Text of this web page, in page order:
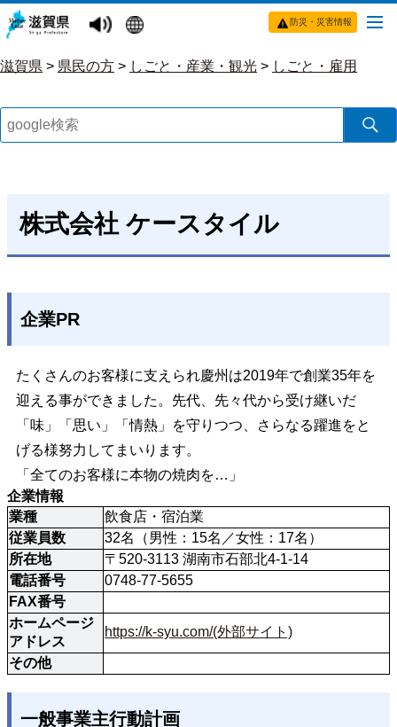
防災・災害情報
滋賀県 > 県民の方 > しごと・産業・観光 > しごと・雇用
株式会社 ケースタイル
企業PR
たくさんのお客様に支えられ慶州は2019年で創業35年を
迎える事ができました。先代、先々代から受け継いだ
「味」「思い」「情熱」を守りつつ、さらなる躍進をと
げる様努力してまいります。
「全てのお客様に本物の焼肉を…」
企業情報
業種
飲食店・宿泊業
従業員数
32名（男性：15名／女性：17名）
所在地
〒520-3113 湖南市石部北4-1-14
電話番号
0748-77-5655
FAX番号
ホームページ
アドレス
https://k-syu.com/(外部サイト)
その他
一般事業主行動計画